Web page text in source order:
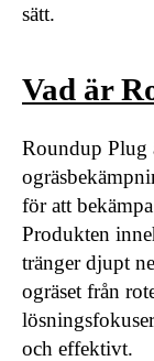
sätt.
Vad är
Roundup Plug
för att
Produkten
tränger djupt
ogräset från
och effektivt.